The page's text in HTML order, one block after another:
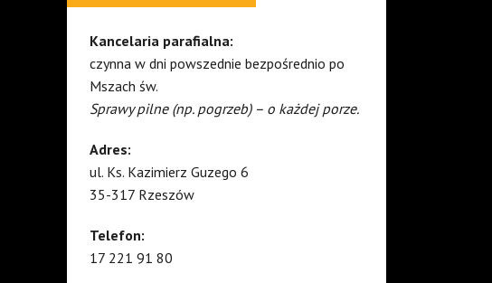
Kancelaria parafialna:
czynna w dni powszednie bezpośrednio po
Mszach św.
Sprawy pilne (np. pogrzeb) – o każdej porze.
Adres:
ul. Ks. Kazimierz Guzego 6
35-317 Rzeszów
Telefon:
17 221 91 80